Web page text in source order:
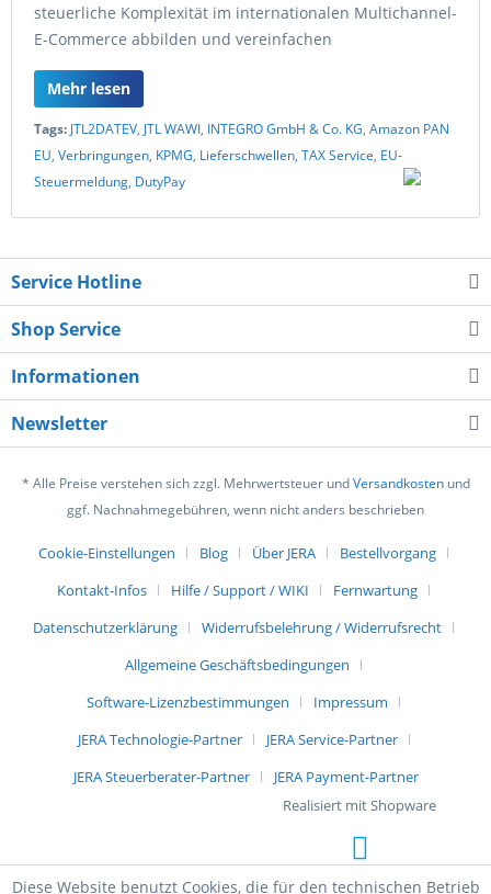
steuerliche Komplexität im internationalen Multichannel-
E-Commerce abbilden und vereinfachen
Mehr lesen
Tags: JTL2DATEV, JTL WAWI, INTEGRO GmbH & Co. KG, Amazon PAN
EU, Verbringungen, KPMG, Lieferschwellen, TAX Service, EU-
Steuermeldung, DutyPay
Service Hotline
Shop Service
Informationen
Newsletter
* Alle Preise verstehen sich zzgl. Mehrwertsteuer undVersandkostenund
ggf. Nachnahmegebühren, wenn nicht anders beschrieben
Cookie-Einstellungen Blog Über JERA
Bestellvorgang
Kontakt-Infos
Hilfe / Support / WIKI
Fernwartung
Datenschutzerklärung
Widerrufsbelehrung / Widerrufsrecht
Allgemeine Geschäftsbedingungen
Software-Lizenzbestimmungen
Impressum
JERA Technologie-Partner
JERA Service-Partner
JERA Steuerberater-Partner
JERA Payment-Partner
Realisiert mit Shopware
Diese Website benutzt Cookies, die für den technischen Betrieb